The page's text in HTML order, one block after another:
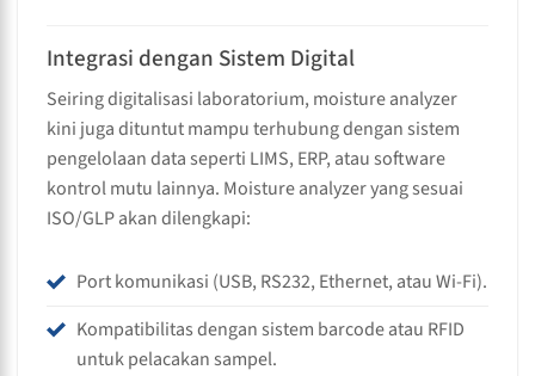
Integrasi dengan Sistem Digital
Seiring digitalisasi laboratorium, moisture analyzer
kini juga dituntut mampu terhubung dengan sistem
pengelolaan data seperti LIMS, ERP, atau software
kontrol mutu lainnya. Moisture analyzer yang sesuai
ISO/GLP akan dilengkapi:
Port komunikasi (USB, RS232, Ethernet, atau Wi-Fi).
Kompatibilitas dengan sistem barcode atau RFID
untuk pelacakan sampel.